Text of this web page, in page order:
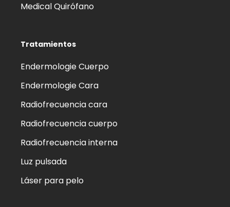
Medical Quirófano
Tratamientos
Endermologie Cuerpo
Endermologie Cara
Radiofrecuencia cara
Radiofrecuencia cuerpo
Radiofrecuencia interna
Luz pulsada
Láser para pelo